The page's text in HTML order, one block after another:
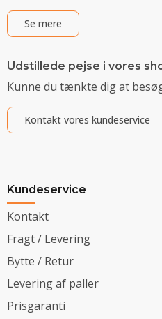
Se mere
Udstillede pejse i vores
Kunne du tænkte dig at
Kontakt vores kundeservice
Kundeservice
Kontakt
Fragt / Levering
Bytte / Retur
Levering af paller
Prisgaranti